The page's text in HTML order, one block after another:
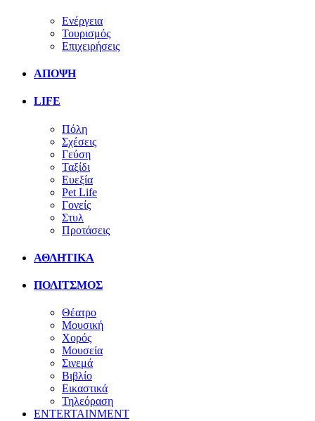
Ενέργεια
Τουρισμός
Επιχειρήσεις
ΑΠΟΨΗ
LIFE
Πόλη
Σχέσεις
Γεύση
Ταξίδι
Ευεξία
Pet Life
Γονείς
Στυλ
Προτάσεις
ΑΘΛΗΤΙΚΑ
ΠΟΛΙΤΣΜΟΣ
Θέατρο
Μουσική
Χορός
Μουσεία
Σινεμά
Βιβλίο
Εικαστικά
Τηλεόραση
ENTERTAINMENT